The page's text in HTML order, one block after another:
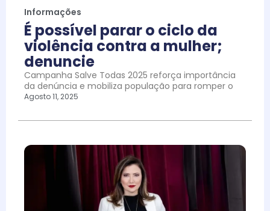
Informações
É possível parar o ciclo da
violência contra a mulher;
denuncie
Campanha Salve Todas 2025 reforça importância
da denúncia e mobiliza população para romper o
Agosto 11, 2025